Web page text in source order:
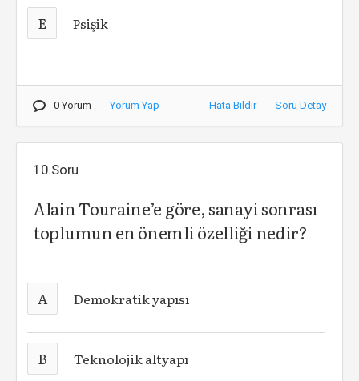
E Psişik
0 Yorum Yorum Yap Hata Bildir Soru Detay
10.Soru
Alain Touraine’e göre, sanayi sonrası
toplumun en önemli özelliği nedir?
A Demokratik yapısı
B Teknolojik altyapı